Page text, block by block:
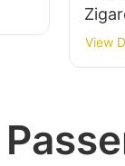
View